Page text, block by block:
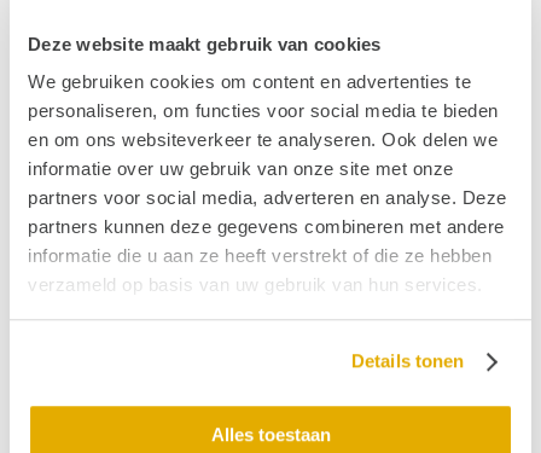
Deze website maakt gebruik van cookies
We gebruiken cookies om content en advertenties te
personaliseren, om functies voor social media te bieden
en om ons websiteverkeer te analyseren. Ook delen we
informatie over uw gebruik van onze site met onze
partners voor social media, adverteren en analyse. Deze
partners kunnen deze gegevens combineren met andere
informatie die u aan ze heeft verstrekt of die ze hebben
verzameld op basis van uw gebruik van hun services.
Details tonen
Alles toestaan
simpele aanwijzingen helpen je stap voor stap het
Kleine Geluk terug te brengen in je leven. Zo kun je
helemaal op jouw manier een veerkrachtige
mantelzorger zijn, met alle steun en hulp die jij nodig
hebt. Bij alle recepten verwijzen de auteurs Maria
Grijpma en Inge de Jager naar inspirerende boeken en
websites en lees je hoe andere mantelzorgers hun
leven lichter maken door goed voor zichzelf te
zorgen.
Meer informatie en bestellen
het boek inkijken. Hier kun je het onder